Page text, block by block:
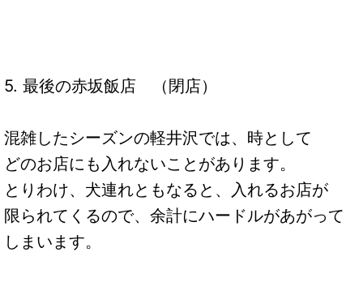
5. 最後の赤坂飯店 （閉店）
混雑したシーズンの軽井沢では、時として
どのお店にも入れないことがあります。
とりわけ、犬連れともなると、入れるお店が
限られてくるので、余計にハードルがあがって
しまいます。